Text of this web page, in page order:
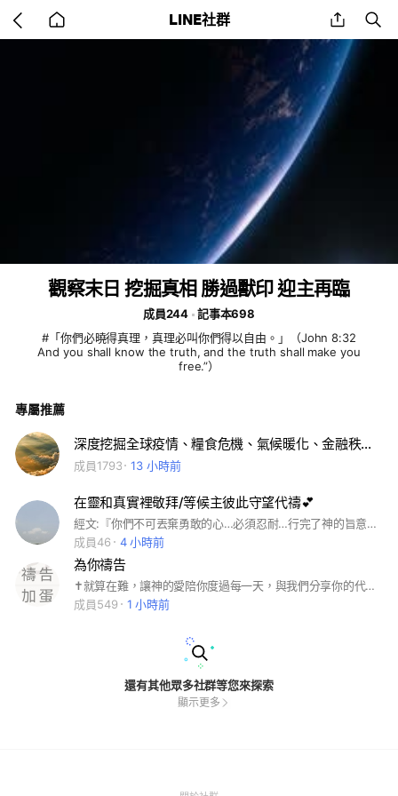
back
to
LINE社群 share
觀察末日 挖掘真相 勝過獸印 迎主再臨
成員244
記事本698
#「你們必曉得真理，真理必叫你們得以自由。」（John 8:32
And you shall know the truth, and the truth shall make you
free.”）
專屬推薦
深度挖掘全球疫情、糧食危機、氣候暖化、金融秩序背後的控制者，深層政府與大重構揭露。
成員1793 13 小時前
在靈和真實裡敬拜/等候主彼此守望代禱💕
經文:『你們不可丟棄勇敢的心…必須忍耐…行完了神的旨意。』（希伯來書十章卅五、卅六節。） 心可痛，腹可枯，迷路的小羊不可不看顧。舊的傷痕尚未愈，新的傷痕又來了。但是眼睛望著加略山的十字架，怎敢不揮淚前進？走這條道路的，誰都知道艱難崎嶇！但是途上已滿了先聖的足跡，點綴著血和淚。鼓勵呀！前進，何必等到那欲進無由時（路十三章廿四節）。 現在四圍雖都失敗，黑暗權勢更甚，環境比以前惡劣，神也似遠離，但是謝謝主，藉著一線光明的信心，已足使我按步前行。 在靈和真實裡敬拜，一同等候主來~🙏
成員46
4 小時前
為你禱告
✝️就算在難，讓神的愛陪你度過每一天，與我們分享你的代禱事項，讓我們一起經歷神的大能同在。#禱告#先知性禱告#一對一禱告#為你禱告#每天禱告#醫治#婚姻#心靈#成長#平安#喜樂#禱告時光#禱告加蛋#有天來禱告#讀經#聽#耶穌基督#耶穌#聖靈#去宗教#心理#釋放#放鬆#憂鬱#恐懼#救贖#神#主#盼望#讓我們為你禱告#禱告服事#代禱
成員549
1 小時前
還有其他眾多社群等您來探索
顯示更多